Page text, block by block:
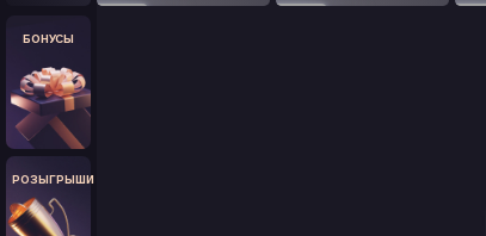
БОНУСЫ
РОЗЫГРЫШИ